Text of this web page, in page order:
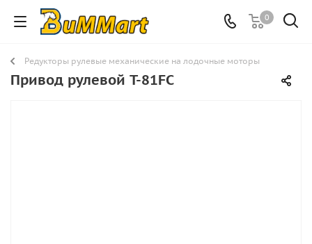
0
Редукторы рулевые механические на лодочные моторы
Привод рулевой T-81FC